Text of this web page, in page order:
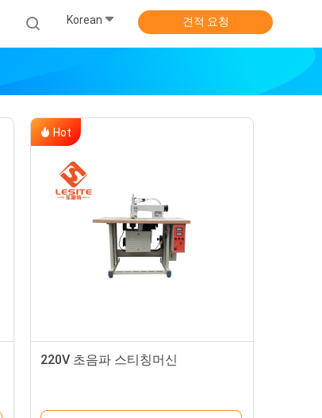
Korean 견적 요청
Hot
220V 초음파 스티칭머신